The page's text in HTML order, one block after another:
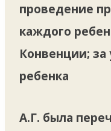
проведение
каждого
Конвенции;
ребенка
А.Г. была